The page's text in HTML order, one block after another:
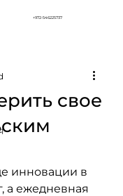
+972-546225737
свое
инновации в
а ежедневная